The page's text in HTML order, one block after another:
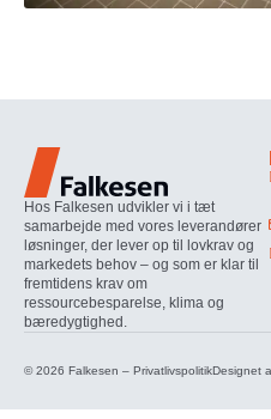
Hos Falkesen udvikler vi i tæt
samarbejde med vores leverandører
løsninger, der lever op til lovkrav og
markedets behov – og som er klar til
fremtidens krav om
ressourcebesparelse, klima og
bæredygtighed.
© 2026 Falkesen – PrivatlivspolitikDesignet